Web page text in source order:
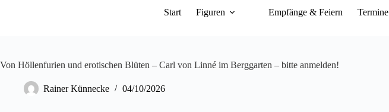
Start Figuren Empfänge & Feiern Termine
Von Höllenfurien und erotischen Blüten – Carl von Linné im Berggarten – bitte anmelden!
Rainer Künnecke 04/10/2026